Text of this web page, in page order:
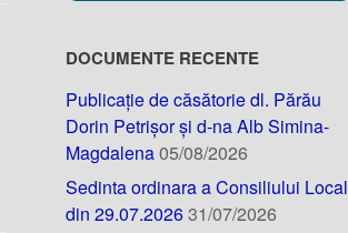
DOCUMENTE RECENTE
Publicație de căsătorie dl. Părău
Dorin Petrișor și d-na Alb Simina-
Magdalena05/08/2026
Sedinta ordinara a Consiliului Local
din 29.07.202631/07/2026